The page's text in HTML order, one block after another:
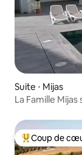
Suite ⋅ Mijas
La Famille Mijas
Coups de
Coup de